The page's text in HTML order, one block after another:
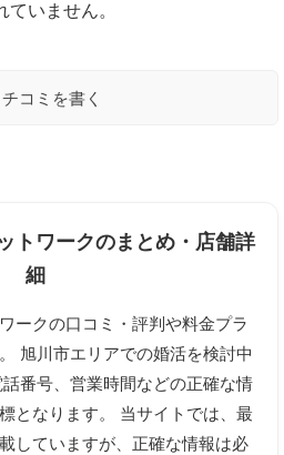
いません。
チコミを書く
ください。
トワークのまとめ・店舗詳
細
ークの口コミ・評判や料金プラ
旭川市エリアでの婚活を検討中
番号、営業時間などの正確な情
となります。 当サイトでは、最
していますが、正確な情報は必